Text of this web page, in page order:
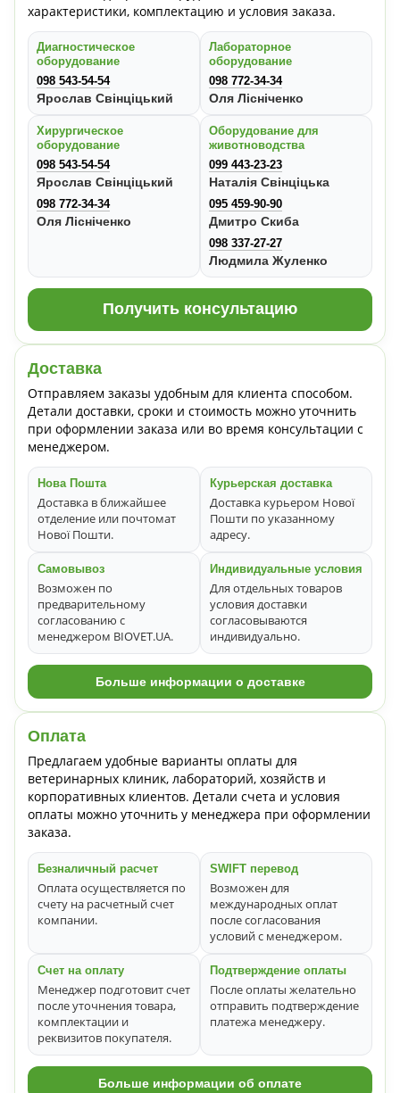
характеристики, комплектацию и условия заказа.
Диагностическое
оборудование
098 543-54-54
Ярослав Свінціцький
Лабораторное
оборудование
098 772-34-34
Оля Лісніченко
Хирургическое
оборудование
098 543-54-54
Ярослав Свінціцький
098 772-34-34
Оля Лісніченко
Оборудование для
животноводства
099 443-23-23
Наталія Свінціцька
095 459-90-90
Дмитро Скиба
098 337-27-27
Людмила Жуленко
Получить консультацию
Доставка
Отправляем заказы удобным для клиента способом.
Детали доставки, сроки и стоимость можно уточнить
при оформлении заказа или во время консультации с
менеджером.
Нова Пошта
Доставка в ближайшее
отделение или почтомат
Нової Пошти.
Курьерская доставка
Доставка курьером Нової
Пошти по указанному
адресу.
Самовывоз
Возможен по
предварительному
согласованию с
менеджером BIOVET.UA.
Индивидуальные условия
Для отдельных товаров
условия доставки
согласовываются
индивидуально.
Больше информации о доставке
Оплата
Предлагаем удобные варианты оплаты для
ветеринарных клиник, лабораторий, хозяйств и
корпоративных клиентов. Детали счета и условия
оплаты можно уточнить у менеджера при оформлении
заказа.
Безналичный расчет
Оплата осуществляется по
счету на расчетный счет
компании.
SWIFT перевод
Возможен для
международных оплат
после согласования
условий с менеджером.
Счет на оплату
Менеджер подготовит счет
после уточнения товара,
комплектации и
реквизитов покупателя.
Подтверждение оплаты
После оплаты желательно
отправить подтверждение
платежа менеджеру.
Больше информации об оплате